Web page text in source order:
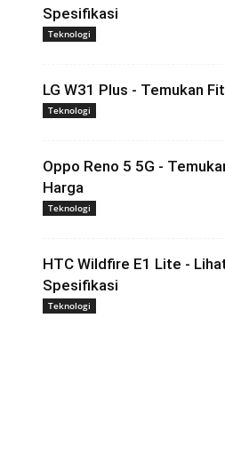
Spesifikasi
Teknologi
LG W31 Plus - Temukan
Teknologi
Oppo Reno 5 5G -
Harga
Teknologi
HTC Wildfire E1 Lite -
Spesifikasi
Teknologi